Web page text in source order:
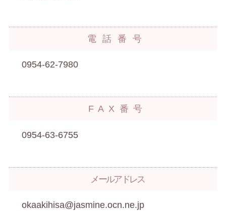
電話番号
0954-62-7980
FAX番号
0954-63-6755
メールアドレス
okaakihisa@jasmine.ocn.ne.jp